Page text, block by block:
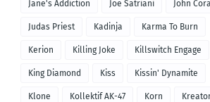
Jane's Addiction Joe Satriani John
Judas Priest Kadinja Karma To Burn
Kerion Killing Joke Killswitch Engage
King Diamond Kiss Kissin' Dynamite
Klone Kollektif AK-47 Korn